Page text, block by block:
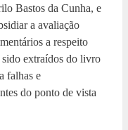
Bastos da Cunha, e
a avaliação
a respeito
sido extraídos do livro
falhas e
do ponto de vista